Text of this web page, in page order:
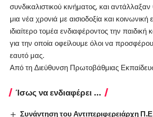
συνδικαλιστικού κινήματος, και
μια νέα χρονιά με αισιοδοξία και κοινωνική
ιδιαίτερο τομέα ενδιαφέροντος την παιδική
για την οποία οφείλουμε όλοι να
εαυτό μας.
Από τη Διεύθυνση Πρωτοβάθμιας
Ίσως να ενδιαφέρει ...
Συνάντηση του Αντιπεριφερειάρχη